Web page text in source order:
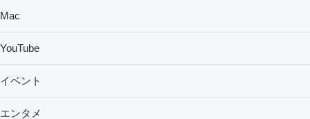
Mac
YouTube
イベント
エンタメ